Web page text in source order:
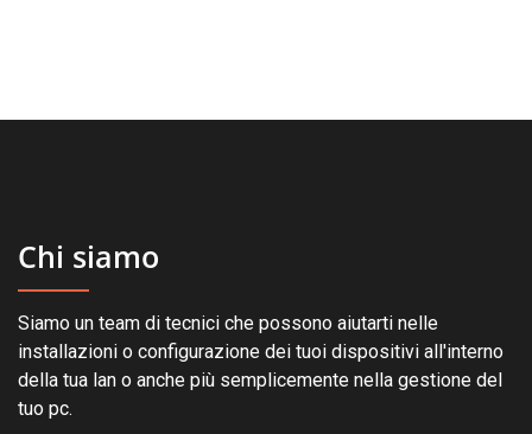
Chi siamo
Siamo un team di tecnici che possono aiutarti nelle
installazioni o configurazione dei tuoi dispositivi all'interno
della tua lan o anche più semplicemente nella gestione del
tuo pc.